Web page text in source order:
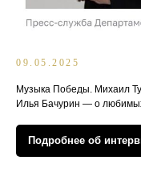
09.05.2025
Музыка Победы. Михаил
Илья Бачурин — о
Подробнее об